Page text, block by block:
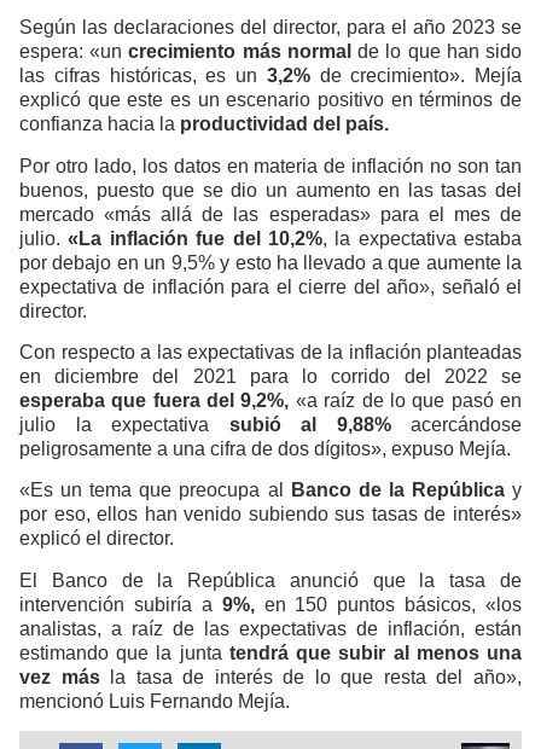
Según las declaraciones del director, para el año 2023 se
espera: «uncrecimiento más normal de lo que han sido
las cifras históricas, es un 3,2% de crecimiento». Mejía
explicó que este es un escenario positivo en términos de
confianza hacia la productividad del país.
Por otro lado, los datos en materia de inflación no son tan
buenos, puesto que se dio un aumento en las tasas del
mercado «más allá de las esperadas» para el mes de
julio.«La inflación fue del 10,2%, la expectativa estaba
por debajo en un 9,5% y esto ha llevado a que aumente la
expectativa de inflación para el cierre del año», señaló el
director.
Con respecto a las expectativas de la inflación planteadas
en diciembre del 2021 para lo corrido del 2022 se
esperaba que fuera del 9,2%, «a raíz de lo que pasó en
julio la expectativa subió al 9,88%acercándose
peligrosamente a una cifra de dos dígitos», expuso Mejía.
«Es un tema que preocupa al Banco de la Repúblicay
por eso, ellos han venido subiendo sus tasas de interés»
explicó el director.
El Banco de la República anunció que la tasa de
intervención subiría a 9%,en 150 puntos básicos, «los
analistas, a raíz de las expectativas de inflación, están
estimando que la junta tendrá que subir al menos una
vez más
la tasa de interés de lo que resta del año»,
mencionó Luis Fernando Mejía.